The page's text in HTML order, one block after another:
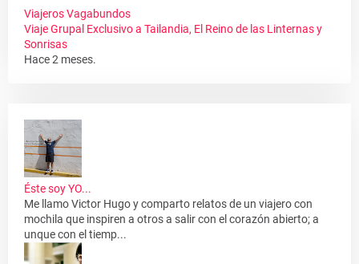
Viajeros Vagabundos
Viaje Grupal Exclusivo a Tailandia, El Reino de las Linternas y
Sonrisas
Hace 2 meses.
Éste soy YO...
Me llamo Victor Hugo y comparto relatos de un viajero con
mochila que inspiren a otros a salir con el corazón abierto; a
unque con el tiemp...